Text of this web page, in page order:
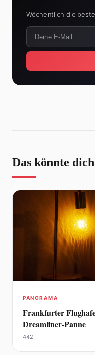
Wöchentlich die
Das könnte
PANORAMA
Frankfurter
Dreamliner-Panne
442